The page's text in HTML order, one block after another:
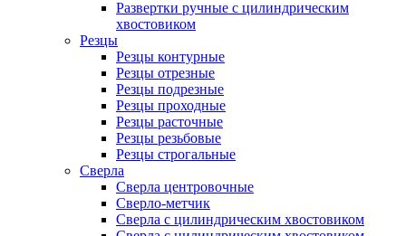
Развертки ручные с цилиндрическим
хвостовиком
Резцы
Резцы контурные
Резцы отрезные
Резцы подрезные
Резцы проходные
Резцы расточные
Резцы резьбовые
Резцы строгальные
Сверла
Сверла центровочные
Сверло-метчик
Сверла с цилиндрическим хвостовиком